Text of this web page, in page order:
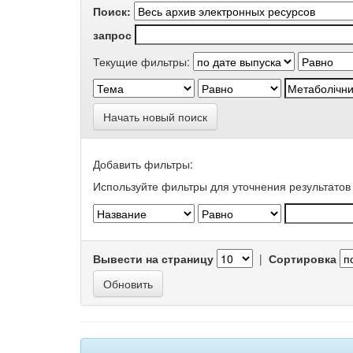
Поиск:
запрос
Текущие фильтры:
Начать новый поиск
Добавить фильтры:
Используйте фильтры для уточнения
Вывести на страницу | Сортировка